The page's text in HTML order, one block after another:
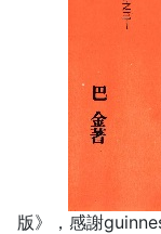
版》，感謝